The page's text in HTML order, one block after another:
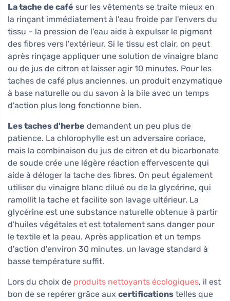
La tache de café sur les vêtements se traite mieux en
la rinçant immédiatement à l'eau froide par l'envers du
tissu – la pression de l'eau aide à expulser le pigment
des fibres vers l'extérieur. Si le tissu est clair, on peut
après rinçage appliquer une solution de vinaigre blanc
ou de jus de citron et laisser agir 10 minutes. Pour les
taches de café plus anciennes, un produit enzymatique
à base naturelle ou du savon à la bile avec un temps
d'action plus long fonctionne bien.
Les taches d'herbe demandent un peu plus de
patience. La chlorophylle est un adversaire coriace,
mais la combinaison du jus de citron et du bicarbonate
de soude crée une légère réaction effervescente qui
aide à déloger la tache des fibres. On peut également
utiliser du vinaigre blanc dilué ou de la glycérine, qui
ramollit la tache et facilite son lavage ultérieur. La
glycérine est une substance naturelle obtenue à partir
d'huiles végétales et est totalement sans danger pour
le textile et la peau. Après application et un temps
d'action d'environ 30 minutes, un lavage standard à
basse température suffit.
Lors du choix de produits nettoyants écologiques, il est
bon de se repérer grâce aux certifications telles que